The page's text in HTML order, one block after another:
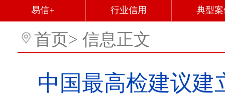
易信+ 行业信用 典型
首页> 信息正文
中国最高检建议建